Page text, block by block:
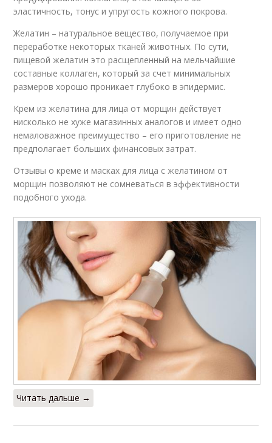
эластичность, тонус и упругость кожного покрова.
Желатин – натуральное вещество, получаемое при
переработке некоторых тканей животных. По сути,
пищевой желатин это расщепленный на мельчайшие
составные коллаген, который за счет минимальных
размеров хорошо проникает глубоко в эпидермис.
Крем из желатина для лица от морщин действует
нисколько не хуже магазинных аналогов и имеет одно
немаловажное преимущество – его приготовление не
предполагает больших финансовых затрат.
Отзывы о креме и масках для лица с желатином от
морщин позволяют не сомневаться в эффективности
подобного ухода.
Читать дальше →